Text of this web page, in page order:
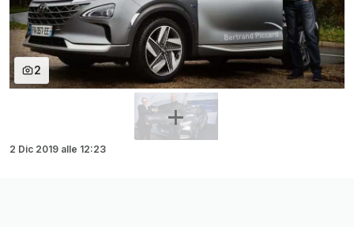
2
2 Dic 2019 alle 12:23